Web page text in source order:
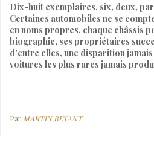
Dix-huit exemplaires, six, deux,
Certaines automobiles ne se
en noms propres, chaque châssis
biographie, ses propriétaires
d’entre elles, une disparition
voitures les plus rares jamais
Par MARTIN BETANT